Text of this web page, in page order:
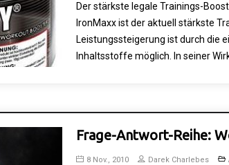
Der stärkste legale Trainings-
IronMaxx ist der aktuell stärkste
Leistungssteigerung ist durch die
Inhaltsstoffe möglich. In seiner
Frage-Antwort-Reihe:
8 Nov., 2010 Darek Charlebes